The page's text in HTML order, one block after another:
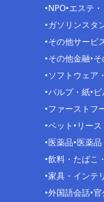
NPO エステ
ガソリンスタ
その他サービ
その他金融
ソフトウェア
パルプ・紙
ファーストフ
ペット リー
医薬品 医薬品
飲料・たばこ
家具・インテ
外国語会話 官